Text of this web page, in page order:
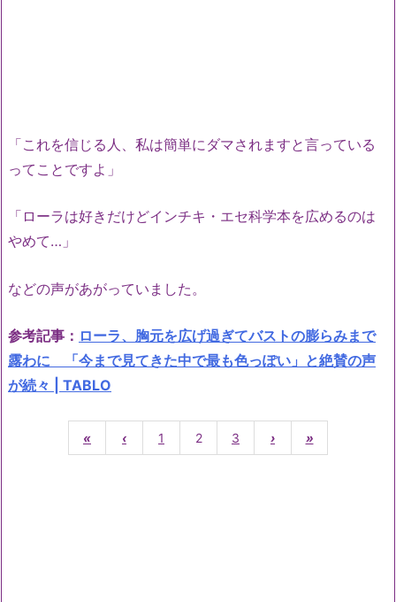
「これを信じる人、私は簡単にダマされますと言っている
ってことですよ」
「ローラは好きだけどインチキ・エセ科学本を広めるのは
やめて…」
などの声があがっていました。
参考記事： ローラ、胸元を広げ過ぎてバストの膨らみまで
露わに 「今まで見てきた中で最も色っぽい」と絶賛の声
が続々 | TABLO
« ‹ 1 2 3 › »